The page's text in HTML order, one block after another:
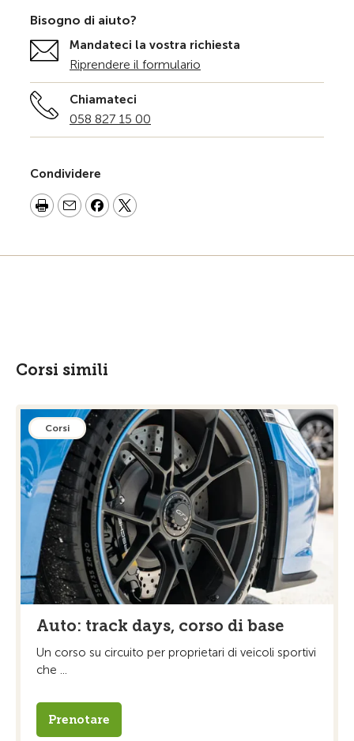
Bisogno di aiuto?
Mandateci la vostra richiesta
Riprendere il formulario
Chiamateci
058 827 15 00
Condividere
Corsi simili
Corsi
Auto: track days, corso di base
Un corso su circuito per proprietari di veicoli sportivi
che ...
Prenotare